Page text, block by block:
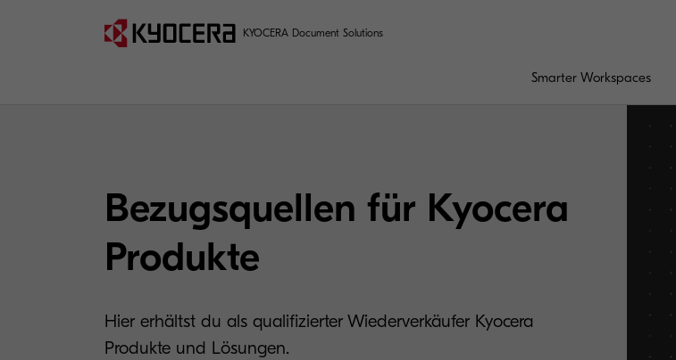
KYOCERA Document Solutions
Smarter Workspaces
Bezugsquellen für Kyocera
Produkte
Hier erhältst du als qualifizierter Wiederverkäufer Kyocera
Produkte und Lösungen.